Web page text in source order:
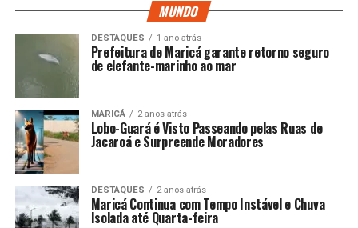
MUNDO
DESTAQUES 1 ano atrás
Prefeitura de Maricá garante retorno seguro
de elefante-marinho ao mar
MARICÁ 2 anos atrás
Lobo-Guará é Visto Passeando pelas Ruas de
Jacaroá e Surpreende Moradores
DESTAQUES 2 anos atrás
Maricá Continua com Tempo Instável e Chuva
Isolada até Quarta-feira